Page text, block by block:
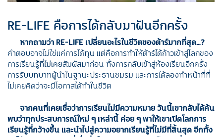
RE-LIFE คือการได้กลับมาฝันอีกครั้ง
หากถามว่า RE-LIFE เปลี่ยนอะไรในชีวิตของต้าร์มากที่สุด…?
คำตอบอาจไม่ใช่แค่การได้ทุน แต่คือการทำให้ต้าร์ได้ก้าวเข้าสู่โลกของ
การเรียนรู้ที่ไม่เคยสัมผัสมาก่อน ทั้งการกลับเข้าสู่ห้องเรียนอีกครั้ง
การรับบทบาทผู้นำในฐานะประธานชมรม และการได้ลองทำหน้าที่ที่
ไม่เคยคิดว่าจะมีโอกาสได้ทำในชีวิต
จากคนที่เคยเชื่อว่าการเรียนไม่มีความหมายวันนี้เขากลับได้ค้น
พบว่าทุกประสบการณ์ใหม่ ๆ เหล่านี้ ค่อย ๆ พาให้เขาเปิดโลกการ
เรียนรู้ที่กว้างขึ้น และนำไปสู่ความอยากเรียนรู้ที่ไม่มีที่สิ้นสุดอีกทั้ง